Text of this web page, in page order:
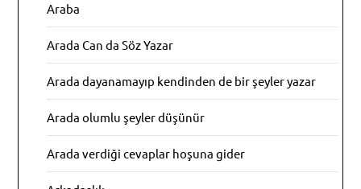
Araba
Arada Can da Söz Yazar
Arada dayanamayıp kendinden de bir şeyler yazar
Arada olumlu şeyler düşünür
Arada verdiği cevaplar hoşuna gider